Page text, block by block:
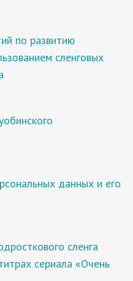
по развитию
сленговых
данных и его
сленга
сериала «Очень